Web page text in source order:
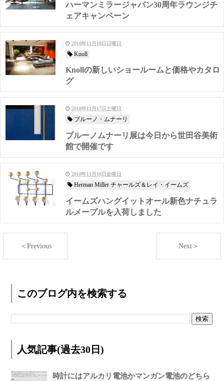
ハーマンミラージャパン30周年ラウンジチ
ェアキャンペーン
2018年11月18日日曜日
Knoll
Knollの新しいショールームと価格やカタロ
グ
2018年11月17日土曜日
ブルーノ・ムナーリ
ブルーノムナーリ展は今日から世田谷美術
館で開催です
2018年11月16日金曜日
Herman Miller チャールズ＆レイ・イームズ
イームズハングイットオール新色ナチュラ
ルメープルを入荷しました
＜Previous Next＞
このブログ内を検索する
人気記事(過去30日)
時計にはアルカリ電池かマンガン電池のどちら